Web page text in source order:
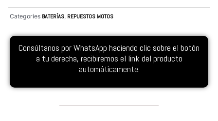
Categories BATERÍAS, REPUESTOS MOTOS
Consúltanos por WhatsApp haciendo clic sobre el botón
a tu derecha, recibiremos el link del producto
automáticamente.